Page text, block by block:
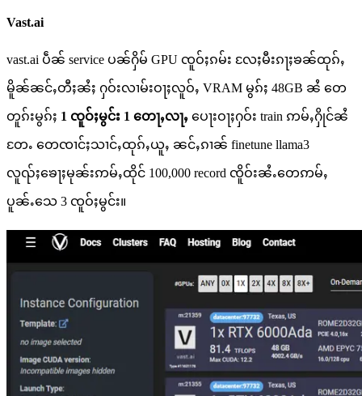
Vast.ai
vast.ai ပဵၼ် service ပၼ်ႁိမ် GPU ၸူဝ်ႈၵမ်း လႄႈမီးၵႃႈၶၼ်ထုၵ်ႇ
မိူၼ်ၼင်ႇတီႈၼႆႈ ႁဝ်းလၢမ်းဝႃႈလူဝ်ႇ VRAM မွၵ်ႈ 48GB ၼႆ တေ
တူၵ်းမွၵ်ႈ 1 ၸူဝ်ႈမွင်း 1 တေႃႇလႃႇ ပေႃးဝႃႈႁဝ်း train ဢမ်ႇႁိုင်ၼႆ
တႄႉ တေၸၢင်ႈသၢင်ႇထုၵ်ႇယူႇ ၼင်ႇၵၢၼ် finetune llama3
လူၺ်ႈၶေႃႈမုၼ်းဢမ်ႇထိုင် 100,000 record ၸိူဝ်းၼႆႉတေဢမ်ႇ
ပူၼ်ႉသေ 3 ၸူဝ်ႈမွင်း။